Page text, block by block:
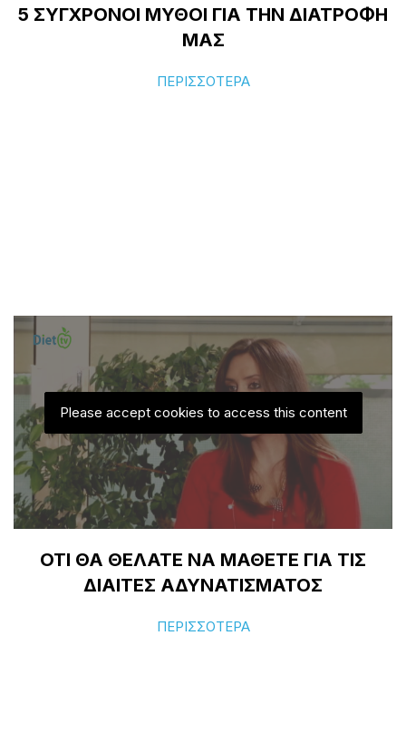
5 ΣΥΓΧΡΟΝΟΙ ΜΥΘΟΙ ΓΙΑ ΤΗΝ ΔΙΑΤΡΟΦΗ
ΜΑΣ
ΠΕΡΙΣΣΟΤΕΡΑ
Please accept cookies to access this content
ΟΤΙ ΘΑ ΘΕΛΑΤΕ ΝΑ ΜΑΘΕΤΕ ΓΙΑ ΤΙΣ
ΔΙΑΙΤΕΣ ΑΔΥΝΑΤΙΣΜΑΤΟΣ
ΠΕΡΙΣΣΟΤΕΡΑ